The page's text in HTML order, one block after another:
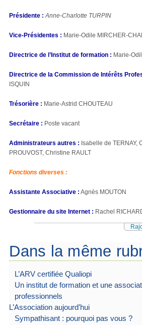
Présidente : Anne-Charlotte TURPIN
Vice-Présidentes : Marie-Odile MIRCHER-
Directrice de l’Institut de formation : Marie-
Directrice de la Commission de Intérêts
ISQUIN
Trésorière : Marie-Astrid CHOUTEAU
Secrétaire : Poste vacant
Administrateurs autres : Isabelle de TERNAY,
PROUVOST, Christine RAULT
Fonctions diverses :
Assistante Associative : Agnès MOUTON
Gestionnaire du site Internet : Rachel
Dans la même
L’ARV certifiée Qualiopi
Un institut de formation et une
professionnels
L’Association aujourd’hui
Sympathisant : pourquoi pas vous ?